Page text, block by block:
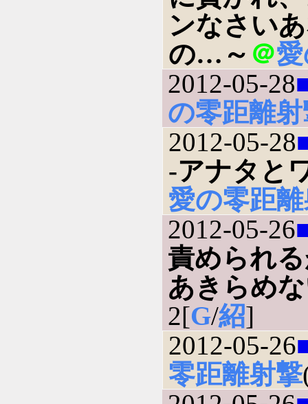
ンなさい
の…～ ＠
2012-05-28
の零距離
2012-05-28
-アナタと
愛の零距
2012-05-26
責められ
あきらめ
2[G/紹]
2012-05-26
零距離射撃